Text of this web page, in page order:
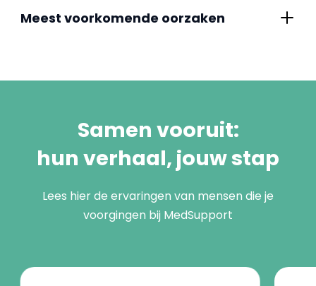
Meest voorkomende oorzaken
Samen vooruit:
hun verhaal, jouw stap
Lees hier de ervaringen van mensen die je
voorgingen bij MedSupport